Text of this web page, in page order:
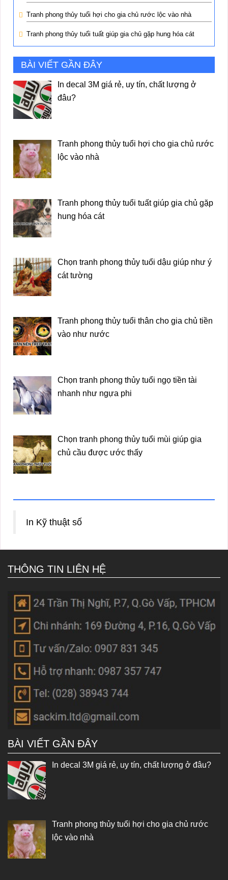
Tranh phong thủy tuổi hợi cho gia chủ rước lộc vào nhà
Tranh phong thủy tuổi tuất giúp gia chủ gặp hung hóa cát
BÀI VIẾT GẦN ĐÂY
In decal 3M giá rẻ, uy tín, chất lượng ở
đâu?
Tranh phong thủy tuổi hợi cho gia chủ rước
lộc vào nhà
Tranh phong thủy tuổi tuất giúp gia chủ gặp
hung hóa cát
Chọn tranh phong thủy tuổi dậu giúp như ý
cát tường
Tranh phong thủy tuổi thân cho gia chủ tiền
vào như nước
Chọn tranh phong thủy tuổi ngọ tiền tài
nhanh như ngựa phi
Chọn tranh phong thủy tuổi mùi giúp gia
chủ cầu được ước thấy
In Kỹ thuật số
THÔNG TIN LIÊN HỆ
BÀI VIẾT GẦN ĐÂY
In decal 3M giá rẻ, uy tín, chất lượng ở đâu?
Tranh phong thủy tuổi hợi cho gia chủ rước
lộc vào nhà